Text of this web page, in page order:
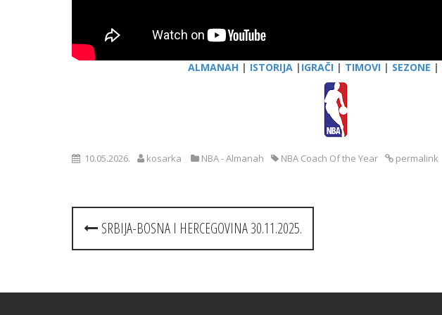
ALMANAH | ISTORIJA | IGRAČI | TIMOVI | SEZONE |
10.05.2026. kosarka NBA - Almanah NBA Coach Of the Year permalink
Post
navigation
SRBIJA-BOSNA I HERCEGOVINA 30.11.2025.